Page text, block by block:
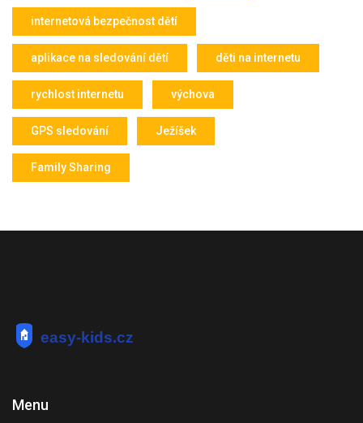
internetová bezpečnost dětí
aplikace na sledování dětí děti na internetu
rychlost internetu výchova
GPS sledování Ježíšek
Family Sharing
Menu